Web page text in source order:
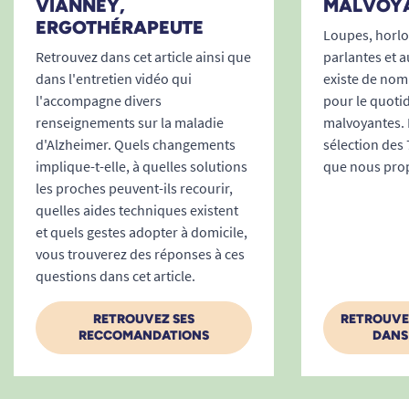
voix est très robotisée c'est dommage
A. Anonymous
1 2 3
VIANNEY,
ERGOTHÉRAPEUTE
Retrouvez dans cet article ainsi que
dans l'entretien vidéo qui
l'accompagne divers
renseignements sur la maladie
d'Alzheimer. Quels changements
implique-t-elle, à quelles solutions
les proches peuvent-ils recourir,
quelles aides techniques existent
et quels gestes adopter à domicile,
vous trouverez des réponses à ces
questions dans cet article.
RETROUVEZ SES
RECCOMANDATIONS
Loupes,
parlantes et
existe de
pour le
sélection
que nous